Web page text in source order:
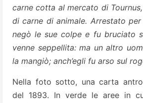
carne cotta al mercato di
di carne di animale. Arrestato
negò le sue colpe e fu bruciato
venne seppellita: ma un altro
la mangiò; anch’egli fu arso sul
Nella foto sotto, una carta
del 1893. In verde le aree in